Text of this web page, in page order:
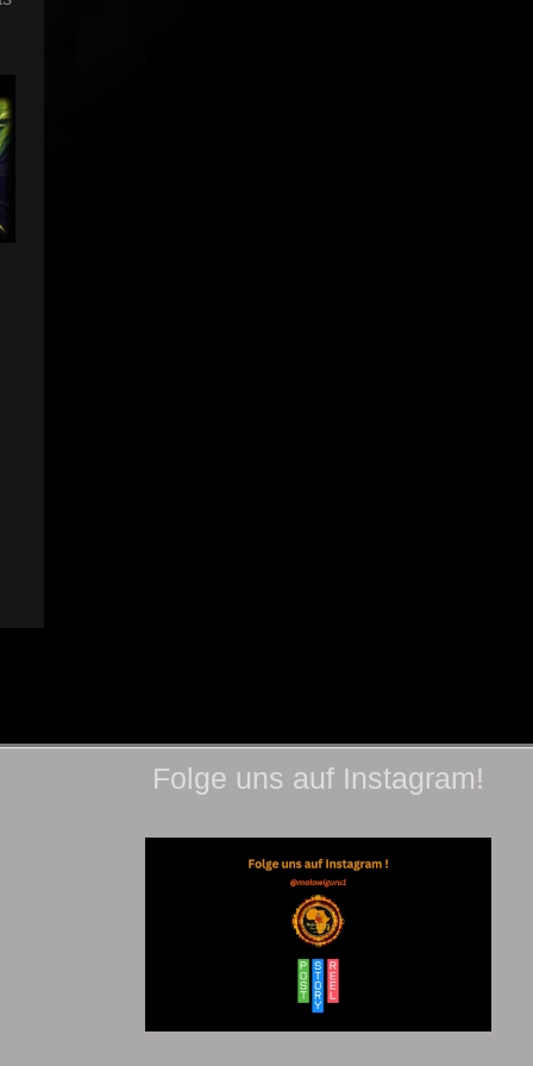
Folge uns auf Instagram!